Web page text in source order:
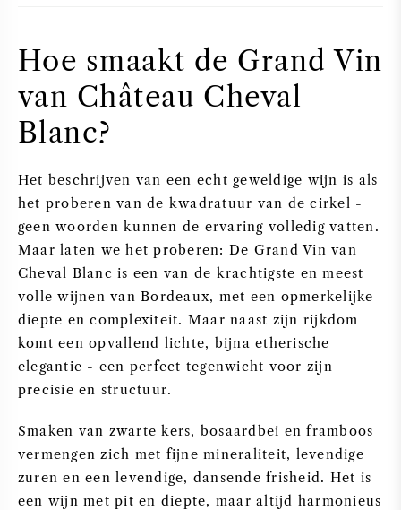
Hoe smaakt de Grand Vin
van Château Cheval
Blanc?
Het beschrijven van een echt geweldige wijn is als
het proberen van de kwadratuur van de cirkel -
geen woorden kunnen de ervaring volledig vatten.
Maar laten we het proberen: De Grand Vin van
Cheval Blanc is een van de krachtigste en meest
volle wijnen van Bordeaux, met een opmerkelijke
diepte en complexiteit. Maar naast zijn rijkdom
komt een opvallend lichte, bijna etherische
elegantie - een perfect tegenwicht voor zijn
precisie en structuur.
Smaken van zwarte kers, bosaardbei en framboos
vermengen zich met fijne mineraliteit, levendige
zuren en een levendige, dansende frisheid. Het is
een wijn met pit en diepte, maar altijd harmonieus